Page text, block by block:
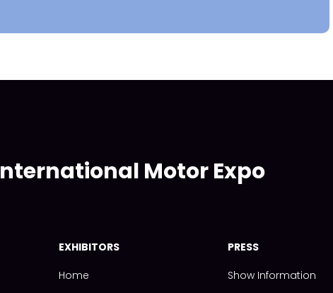
Motor Expo
EXHIBITORS
Home
PRESS
Show Information